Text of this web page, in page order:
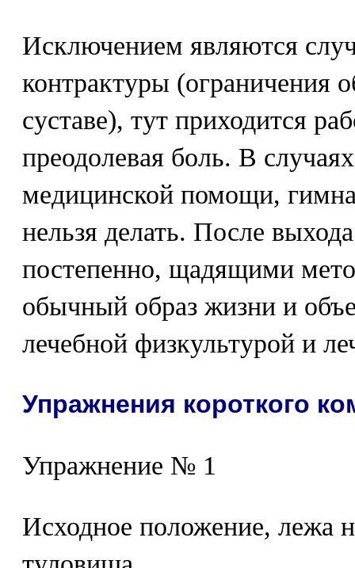
Исключением являются
контрактуры (ограничения
суставе), тут приходится
преодолевая боль. В
медицинской помощи,
нельзя делать. После
постепенно, щадящими
обычный образ жизни и
лечебной физкультурой и
Упражнения короткого
Упражнение № 1
Исходное положение, лежа